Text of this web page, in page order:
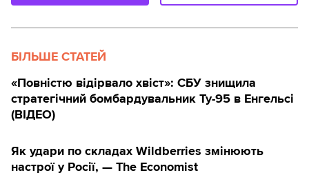
БІЛЬШЕ СТАТЕЙ
«Повністю відірвало хвіст»: СБУ знищила
стратегічний бомбардувальник Ту-95 в Енгельсі
(ВІДЕО)
Як удари по складах Wildberries змінюють
настрої у Росії, — The Economist